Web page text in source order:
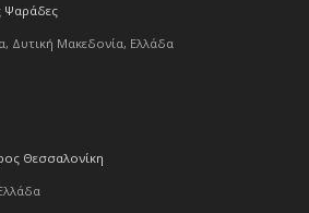
Ψαράδες
Δυτική Μακεδονία, Ελλάδα
Θεσσαλονίκη